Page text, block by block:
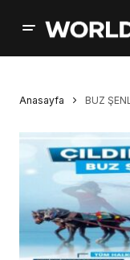
Anasayfa BUZ